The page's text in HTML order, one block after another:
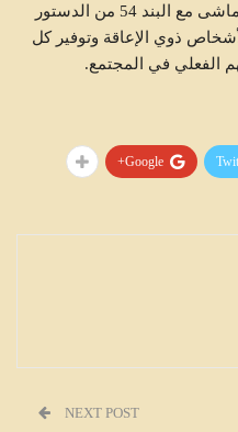
كأداة تواصل رسمية وقانونية، بما يتماشى مع البند 54 من الدستور
ذوي الإعاقة وتوفير كل
الفعلي في المجتمع.
Google+
NEXT POST